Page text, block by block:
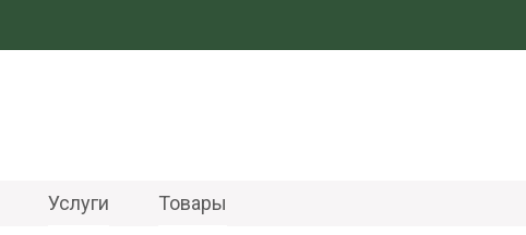
Услуги Товары